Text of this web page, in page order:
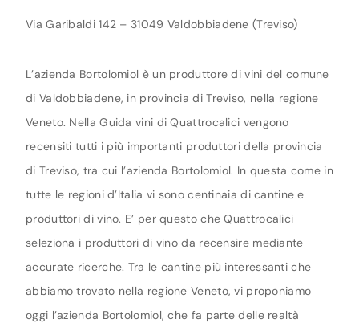
Via Garibaldi 142 – 31049 Valdobbiadene (Treviso)
L’azienda Bortolomiol è un produttore di vini del comune
di Valdobbiadene, in provincia di Treviso, nella regione
Veneto. Nella Guida vini di Quattrocalici vengono
recensiti tutti i più importanti produttori della provincia
di Treviso, tra cui l’azienda Bortolomiol. In questa come in
tutte le regioni d’Italia vi sono centinaia di cantine e
produttori di vino. E’ per questo che Quattrocalici
seleziona i produttori di vino da recensire mediante
accurate ricerche. Tra le cantine più interessanti che
abbiamo trovato nella regione Veneto, vi proponiamo
oggi l’azienda Bortolomiol, che fa parte delle realtà